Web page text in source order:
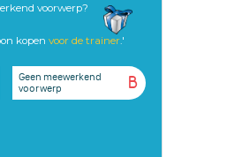
voorwerp?
kopenvoor de trainer.'
B
Geen meewerkend
voorwerp